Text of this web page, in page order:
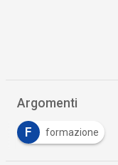
Argomenti
F formazione